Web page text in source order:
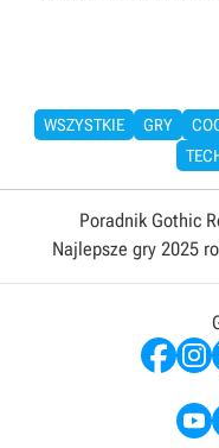
WSZYSTKIE GRY
Poradnik Gothic
Najlepsze gry 2025